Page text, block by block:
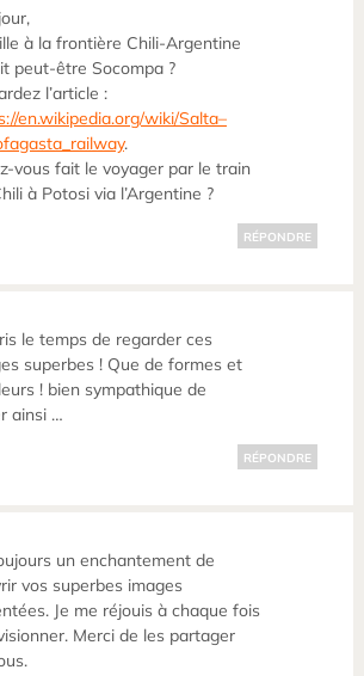
à la frontière Chili-Argentine
peut-être Socompa ?
l’article :
en.wikipedia.org/wiki/Salta–
.
vous fait le voyager par le train
à Potosi via l’Argentine ?
RÉPONDRE
le temps de regarder ces
superbes ! Que de formes et
! bien sympathique de
ainsi …
RÉPONDRE
un enchantement de
vos superbes images
Je me réjouis à chaque fois
Merci de les partager